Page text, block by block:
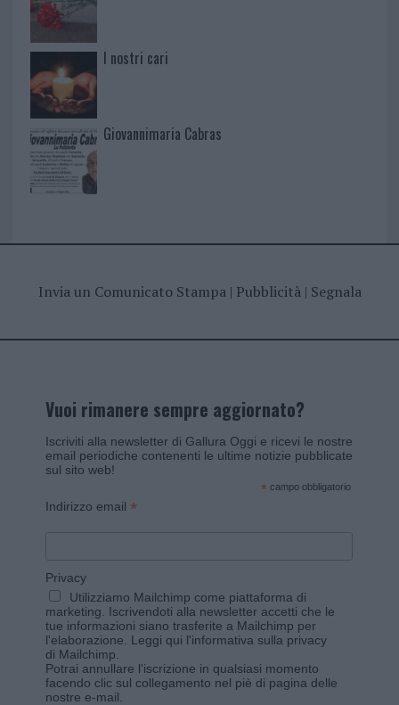
I nostri cari
Giovannimaria Cabras
Invia un Comunicato Stampa| Pubblicità| Segnala
Vuoi rimanere sempre aggiornato?
Iscriviti alla newsletter di Gallura Oggi e ricevi le nostre
email periodiche contenenti le ultime notizie pubblicate
sul sito web!
* campo obbligatorio
Indirizzo email *
Privacy
Utilizziamo Mailchimp come piattaforma di
marketing. Iscrivendoti alla newsletter accetti che le
tue informazioni siano trasferite a Mailchimp per
l'elaborazione. Leggi qui l'informativa sulla privacy
di Mailchimp
Potrai annullare l'iscrizione in qualsiasi momento
facendo clic sul collegamento nel piè di pagina delle
nostre e-mail.